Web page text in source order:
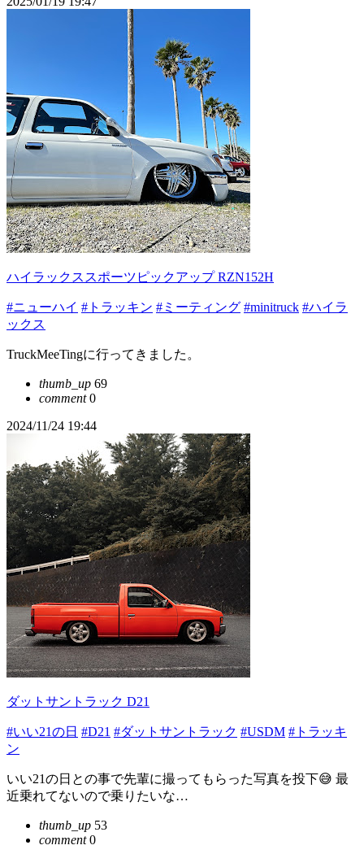
ハイラックススポーツピックアップ RZN152H
#ニューハイ #トラッキン #ミーティング #minitruck #ハイラ
ックス
TruckMeeTingに行ってきました。
thumb_up 69
comment0
2024/11/24 19:44
ダットサントラック D21
#いい21の日 #D21 #ダットサントラック #USDM #トラッキ
ン
いい21の日との事で先輩に撮ってもらった写真を投下😅 最
近乗れてないので乗りたいな…
thumb_up 53
comment0